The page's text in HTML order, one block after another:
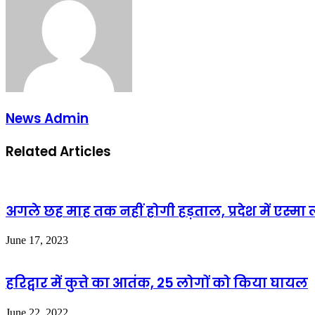
News Admin
Related Articles
अगले छह माह तक नहीं होगी हड़ताल, प्रदेश में एस्मा
June 17, 2023
हरिद्वार में कुत्ते का आतंक, 25 लोगों को किया घायल
June 22, 2022